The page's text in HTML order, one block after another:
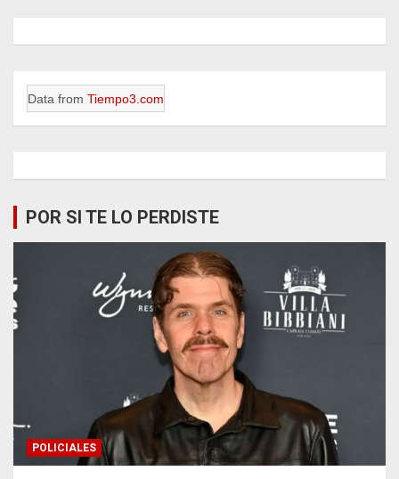
Data from Tiempo3.com
POR SI TE LO PERDISTE
POLICIALES